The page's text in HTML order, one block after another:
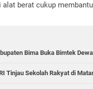
alat berat cukup
Bima Buka Bimtek
Tinjau Sekolah Rakyat di